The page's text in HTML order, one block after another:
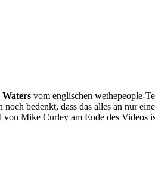
vom englischen wethepeople-
bedenkt, dass das alles an nur
von Mike Curley am Ende des Videos